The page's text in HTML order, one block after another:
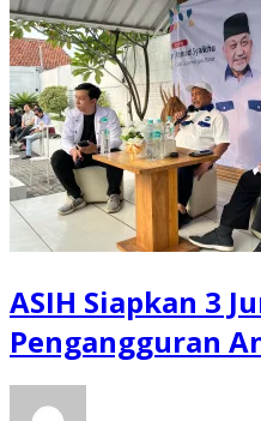
ASIH Siapkan 3
Pengangguran